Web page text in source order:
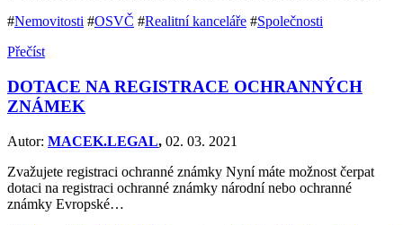
#Nemovitosti #OSVČ #Realitní kanceláře #Společnosti
Přečíst
DOTACE NA REGISTRACE OCHRANNÝCH
ZNÁMEK
Autor: MACEK.LEGAL, 02. 03. 2021
Zvažujete registraci ochranné známky Nyní máte možnost čerpat
dotaci na registraci ochranné známky národní nebo ochranné
známky Evropské…